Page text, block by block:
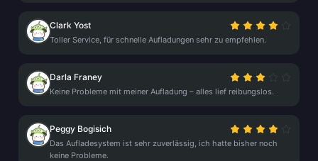
Clark Yost
Toller Service, für schnelle Aufladungen sehr zu empfehlen.
Darla Franey
Keine Probleme mit meiner Aufladung – alles lief reibungslos.
Peggy Bogisich
Das Aufladesystem ist sehr zuverlässig, ich hatte bisher noch
keine Probleme.